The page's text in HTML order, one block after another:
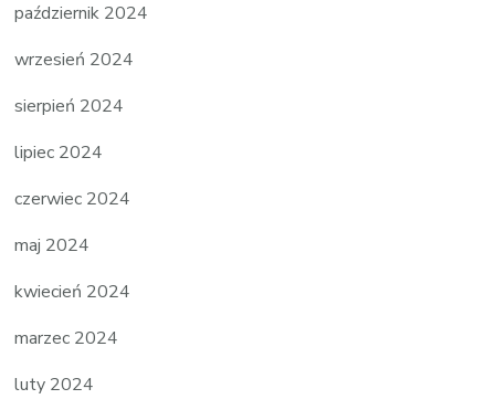
październik 2024
wrzesień 2024
sierpień 2024
lipiec 2024
czerwiec 2024
maj 2024
kwiecień 2024
marzec 2024
luty 2024